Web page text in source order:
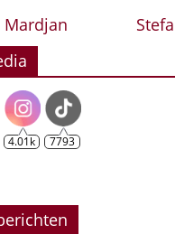
Mardjan
4.01k 7793